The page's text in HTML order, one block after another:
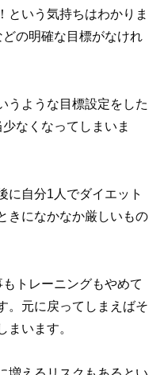
という気持ちはわかりま
の明確な目標がなけれ
うような目標設定をした
なくなってしまいま
に自分1人でダイエット
きになかなか厳しいもの
トレーニングもやめて
。元に戻ってしまえばそ
まいます。